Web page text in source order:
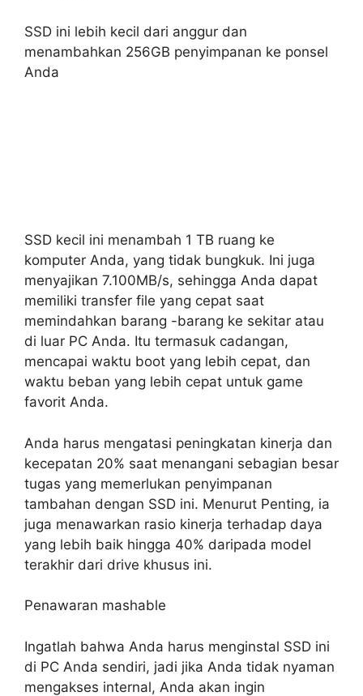
SSD ini lebih kecil dari anggur dan
menambahkan 256GB penyimpanan ke ponsel
Anda
SSD kecil ini menambah 1 TB ruang ke
komputer Anda, yang tidak bungkuk. Ini juga
menyajikan 7.100MB/s, sehingga Anda dapat
memiliki transfer file yang cepat saat
memindahkan barang -barang ke sekitar atau
di luar PC Anda. Itu termasuk cadangan,
mencapai waktu boot yang lebih cepat, dan
waktu beban yang lebih cepat untuk game
favorit Anda.
Anda harus mengatasi peningkatan kinerja dan
kecepatan 20% saat menangani sebagian besar
tugas yang memerlukan penyimpanan
tambahan dengan SSD ini. Menurut Penting, ia
juga menawarkan rasio kinerja terhadap daya
yang lebih baik hingga 40% daripada model
terakhir dari drive khusus ini.
Penawaran mashable
Ingatlah bahwa Anda harus menginstal SSD ini
di PC Anda sendiri, jadi jika Anda tidak nyaman
mengakses internal, Anda akan ingin